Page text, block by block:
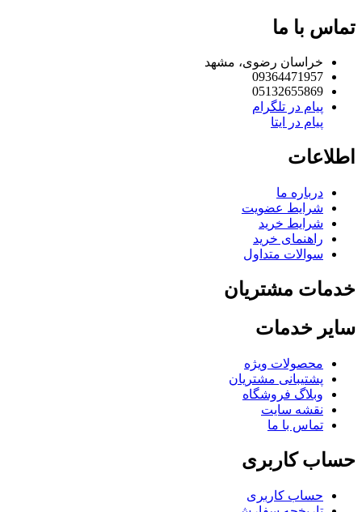
تماس با ما
خراسان رضوی، مشهد
09364471957
05132655869
پیام در تلگرام
پیام در ایتا
اطلاعات
درباره ما
شرایط عضویت
شرایط خرید
راهنمای خرید
سوالات متداول
خدمات مشتریان
سایر خدمات
محصولات ویژه
پشتیبانی مشتریان
وبلاگ فروشگاه
نقشه سایت
تماس با ما
حساب کاربری
حساب کاربری